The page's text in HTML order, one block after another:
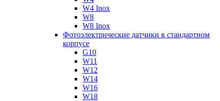
W4 Inox
W8
W8 Inox
Фотоэлектрические датчики в стандартном
корпусе
G10
W11
W12
W14
W16
W18